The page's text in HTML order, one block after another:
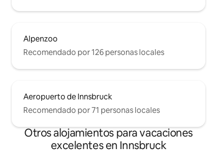
Alpenzoo
Recomendado por 126 personas locales
Aeropuerto de Innsbruck
Recomendado por 71 personas locales
Otros alojamientos para vacaciones
excelentes en Innsbruck